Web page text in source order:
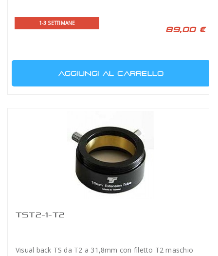
1-3 SETTIMANE
89,00 €
AGGIUNGI AL CARRELLO
TST2-1-T2
Visual back TS da T2 a 31,8mm con filetto T2 maschio